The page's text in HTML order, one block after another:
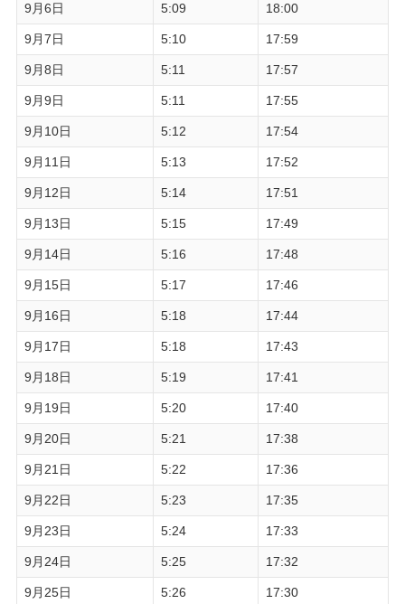
9月6日 5:09 18:00
9月7日 5:10 17:59
9月8日 5:11 17:57
9月9日 5:11 17:55
9月10日 5:12 17:54
9月11日 5:13 17:52
9月12日 5:14 17:51
9月13日 5:15 17:49
9月14日 5:16 17:48
9月15日 5:17 17:46
9月16日 5:18 17:44
9月17日 5:18 17:43
9月18日 5:19 17:41
9月19日 5:20 17:40
9月20日 5:21 17:38
9月21日 5:22 17:36
9月22日 5:23 17:35
9月23日 5:24 17:33
9月24日 5:25 17:32
9月25日 5:26 17:30